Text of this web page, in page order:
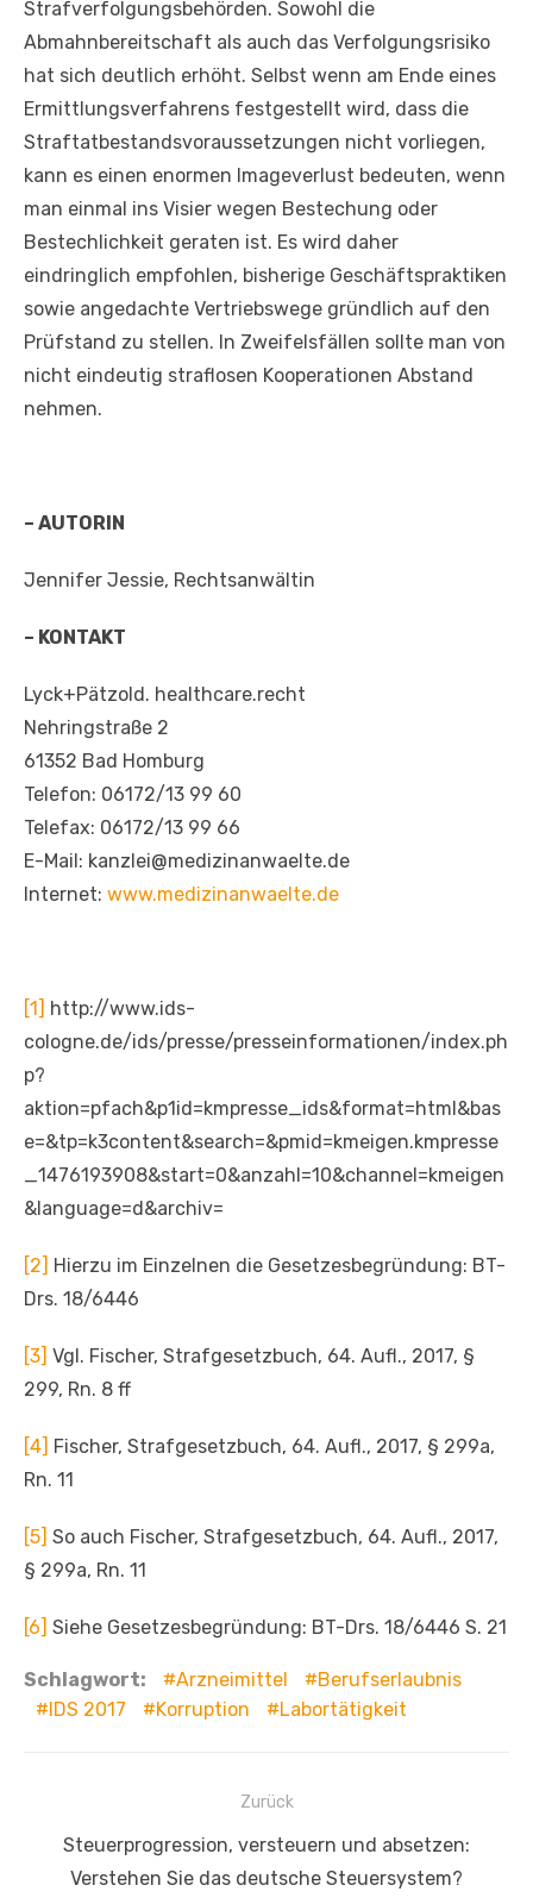
Strafverfolgungsbehörden. Sowohl die
Abmahnbereitschaft als auch das Verfolgungsrisiko
hat sich deutlich erhöht. Selbst wenn am Ende eines
Ermittlungsverfahrens festgestellt wird, dass die
Straftatbestandsvoraussetzungen nicht vorliegen,
kann es einen enormen Imageverlust bedeuten, wenn
man einmal ins Visier wegen Bestechung oder
Bestechlichkeit geraten ist. Es wird daher
eindringlich empfohlen, bisherige Geschäftspraktiken
sowie angedachte Vertriebswege gründlich auf den
Prüfstand zu stellen. In Zweifelsfällen sollte man von
nicht eindeutig straflosen Kooperationen Abstand
nehmen.
– AUTORIN
Jennifer Jessie, Rechtsanwältin
– KONTAKT
Lyck+Pätzold. healthcare.recht
Nehringstraße 2
61352 Bad Homburg
Telefon: 06172/13 99 60
Telefax: 06172/13 99 66
E-Mail: kanzlei@medizinanwaelte.de
Internet: www.medizinanwaelte.de
[1] http://www.ids-
cologne.de/ids/presse/presseinformationen/index.ph
p?
aktion=pfach&p1id=kmpresse_ids&format=html&bas
e=&tp=k3content&search=&pmid=kmeigen.kmpresse
_1476193908&start=0&anzahl=10&channel=kmeigen
&language=d&archiv=
[2] Hierzu im Einzelnen die Gesetzesbegründung: BT-
Drs. 18/6446
[3] Vgl. Fischer, Strafgesetzbuch, 64. Aufl., 2017, §
299, Rn. 8 ff
[4] Fischer, Strafgesetzbuch, 64. Aufl., 2017, § 299a,
Rn. 11
[5] So auch Fischer, Strafgesetzbuch, 64. Aufl., 2017,
§ 299a, Rn. 11
[6] Siehe Gesetzesbegründung: BT-Drs. 18/6446 S. 21
Schlagwort: Arzneimittel
Berufserlaubnis
IDS 2017
Korruption Labortätigkeit
Beitragsnavigation
Zurück
Vorheriger
Steuerprogression, versteuern und absetzen:
Verstehen Sie das deutsche Steuersystem?